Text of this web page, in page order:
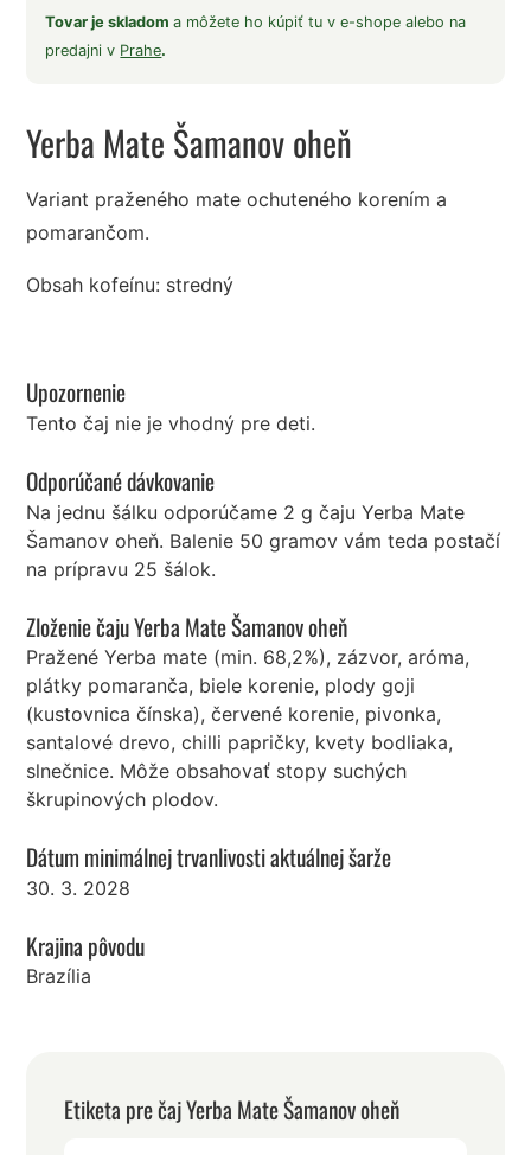
Tovar je skladoma môžete ho kúpiť tu v e-shope alebo na
predajni v Prahe.
Yerba Mate Šamanov oheň
Variant praženého mate ochuteného korením a
pomarančom.
Obsah kofeínu: stredný
Upozornenie
Tento čaj nie je vhodný pre deti.
Odporúčané dávkovanie
Na jednu šálku odporúčame 2 g čaju Yerba Mate
Šamanov oheň. Balenie 50 gramov vám teda postačí
na prípravu 25 šálok.
Zloženie čaju Yerba Mate Šamanov oheň
Pražené Yerba mate (min. 68,2%), zázvor, aróma,
plátky pomaranča, biele korenie, plody goji
(kustovnica čínska), červené korenie, pivonka,
santalové drevo, chilli papričky, kvety bodliaka,
slnečnice. Môže obsahovať stopy suchých
škrupinových plodov.
Dátum minimálnej trvanlivosti aktuálnej šarže
30. 3. 2028
Krajina pôvodu
Brazília
Etiketa pre čaj Yerba Mate Šamanov oheň